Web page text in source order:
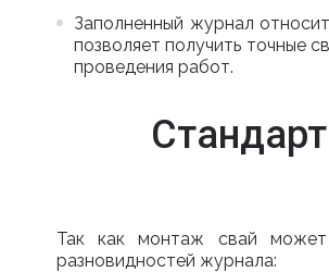
Заполненный журнал
позволяет получить точные
проведения работ.
Так как монтаж свай может
разновидностей журнала: